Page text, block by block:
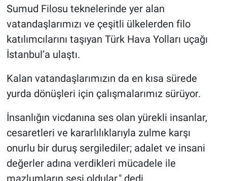
Sumud Filosu teknelerinde yer alan
vatandaşlarımızı ve çeşitli ülkelerden filo
katılımcılarını taşıyan Türk Hava Yolları uçağı
İstanbul’a ulaştı.
Kalan vatandaşlarımızın da en kısa sürede
yurda dönüşleri için çalışmalarımız sürüyor.
İnsanlığın vicdanına ses olan yürekli insanlar,
cesaretleri ve kararlılıklarıyla zulme karşı
onurlu bir duruş sergilediler; adalet ve insani
değerler adına verdikleri mücadele ile
mazlumların sesi oldular." dedi.